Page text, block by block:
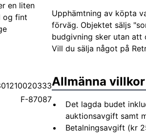
en liten
og fint
F-87087
Upphämtning av köpta
förväg. Objektet säljs
budgivning sker utan
Vill du sälja något på
Allmänna villkor
Det lagda budet
auktionsavgift samt
Betalningsavgift (kr